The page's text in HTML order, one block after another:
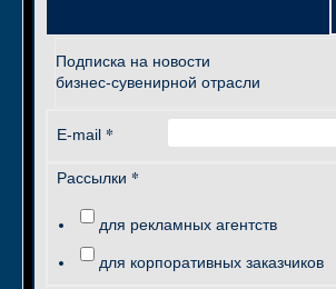
Подписка на новости
бизнес-сувенирной отрасли
E-mail *
Рассылки *
для рекламных агентств
для корпоративных заказчиков